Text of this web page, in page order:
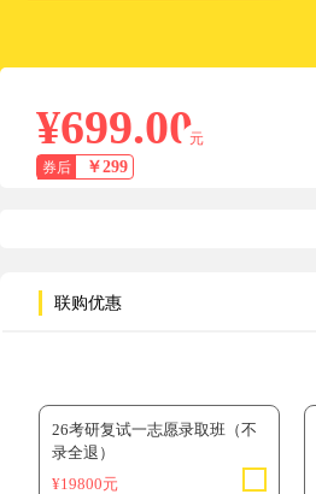
¥699.00
元
券后
￥299
联购优惠
26考研复试一志愿录取班（不
录全退）
¥19800元